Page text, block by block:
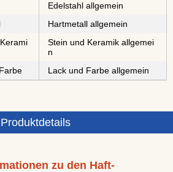
Edelstahl allgemein
Hartmetall allgemein
Stein und Keramik allgemei
n
Lack und Farbe allgemein
Produktdetails
zu den Haft-